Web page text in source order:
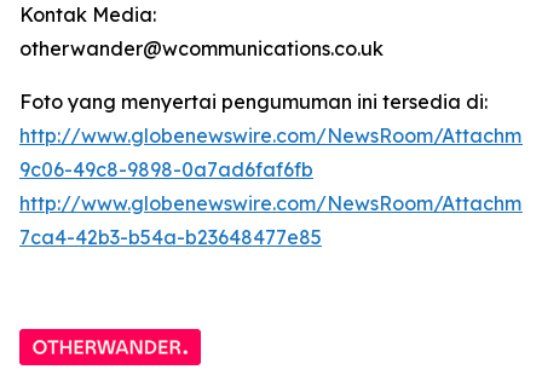
Kontak Media:
otherwander@wcommunications.co.uk
Foto yang menyertai pengumuman ini tersedia di:
http://www.globenewswire.com/NewsRoom/
9c06-49c8-9898-0a7ad6faf6fb
http://www.globenewswire.com/NewsRoom/
7ca4-42b3-b54a-b23648477e85